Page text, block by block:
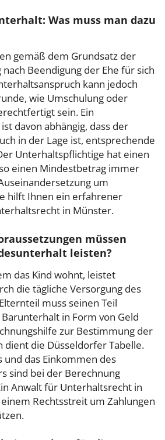
Was muss man dazu
gemäß dem Grundsatz der
Beendigung der Ehe für sich
kann jedoch
wie Umschulung oder
sein. Ein
davon abhängig, dass der
in der Lage ist, entsprechende
Unterhaltspflichtige hat einen
einen Mindestbetrag immer
um
hilft Ihnen ein erfahrener
in Münster.
müssen
leisten?
das Kind wohnt, leistet
die tägliche Versorgung des
muss seinen Teil
in Form von Geld
zur Bestimmung der
dient die Düsseldorfer Tabelle.
und das Einkommen des
sind bei der Berechnung
Anwalt für Unterhaltsrecht in
Rechtsstreit um Zahlungen